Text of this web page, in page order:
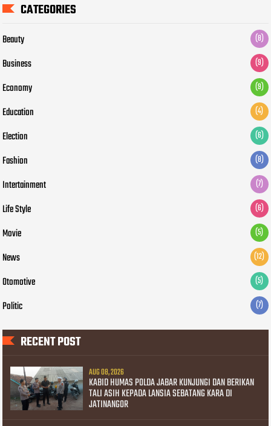
CATEGORIES
Beauty (8)
Business (9)
Economy (9)
Education (4)
Election (6)
Fashion (8)
Intertainment (7)
Life Style (6)
Movie (5)
News (12)
Otomotive (5)
Politic (7)
RECENT POST
AUG 08, 2026
KABID HUMAS POLDA JABAR KUNJUNGI DAN BERIKAN
TALI ASIH KEPADA LANSIA SEBATANG KARA DI
JATINANGOR